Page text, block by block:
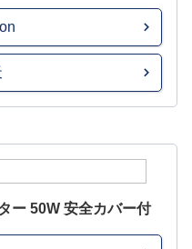
ー 50W 安全カバー付